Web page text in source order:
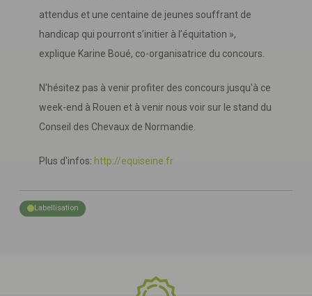
attendus et une centaine de jeunes souffrant de
handicap qui pourront s’initier à l’équitation »,
explique Karine Boué, co-organisatrice du concours.
N'hésitez pas à venir profiter des concours jusqu'à ce
week-end à Rouen et à venir nous voir sur le stand du
Conseil des Chevaux de Normandie.
Plus d'infos: http://equiseine.fr
Labellisation